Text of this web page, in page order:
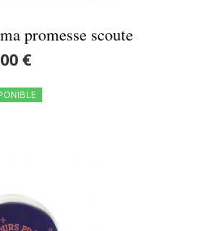
promesse scoute
€